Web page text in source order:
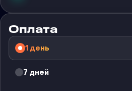
Оплата
1 день
7 дней